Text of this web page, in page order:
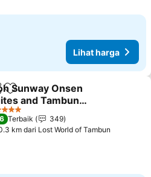
Lihat harga
Tambah ke favorit
Sunway Onsen
and Tambun
, 3-14pax
by IWH
harga
Terbaik
349
km dari Lost World of Tambun